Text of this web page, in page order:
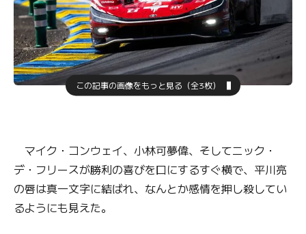
この記事の画像をもっと見る（全3枚）
マイク・コンウェイ、小林可夢偉、そしてニック・
デ・フリースが勝利の喜びを口にするすぐ横で、平川亮
の唇は真一文字に結ばれ、なんとか感情を押し殺してい
るようにも見えた。